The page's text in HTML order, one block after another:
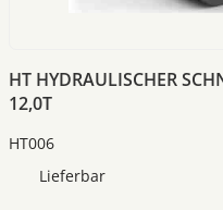
HT HYDRAULISCHER
12,0T
HT006
Lieferbar